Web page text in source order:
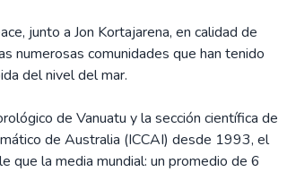
junto a Jon Kortajarena, en calidad de
numerosas comunidades que han tenido
del nivel del mar.
de Vanuatu y la sección científica de
de Australia (ICCAI) desde 1993, el
que la media mundial: un promedio de 6